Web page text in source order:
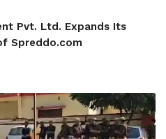
Pvt. Ltd. Expands Its
Spreddo.com